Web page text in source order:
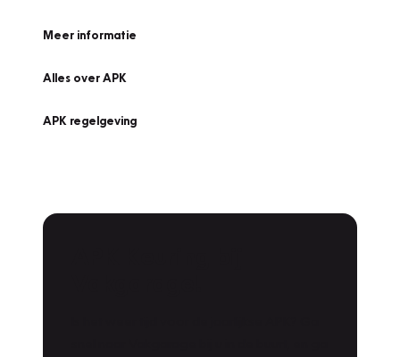
Meer informatie
Alles over APK
APK regelgeving